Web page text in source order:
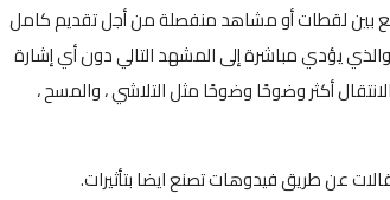
بين لقطات أو مشاهد منفصلة من أجل تقديم كامل
يؤدي مباشرة إلى المشهد التالي دون أي إشارة
أكثر وضوحًا وضوحًا مثل التلاشي ، والمسح ،
عن طريق فيدوهات تصنع ايضا بتأثيرات.